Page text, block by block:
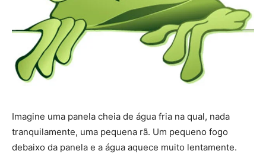
Imagine uma panela cheia de água fria na qual, nada
tranquilamente, uma pequena rã. Um pequeno fogo
debaixo da panela e a água aquece muito lentamente.